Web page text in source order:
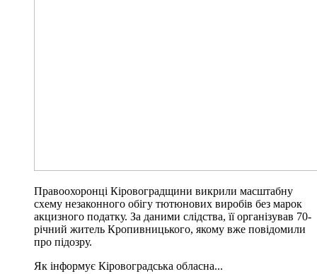
Правоохоронці Кіровоградщини викрили масштабну
схему незаконного обігу тютюнових виробів без марок
акцизного податку. За даними слідства, її організував 70-
річний житель Кропивницького, якому вже повідомили
про підозру.
Як інформує Кіровоградська обласна...